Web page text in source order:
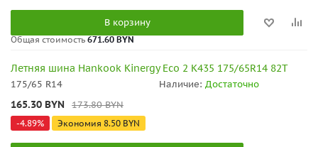
В корзину
Общая стоимость 671.60 BYN
Летняя шина Hankook Kinergy Eco 2 K435 175/65R14 82T
175/65 R14 Наличие: Достаточно
165.30 BYN 173.80BYN
-4.89% Экономия 8.50 BYN